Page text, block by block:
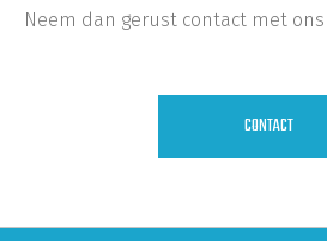
Neem dan gerust contact met ons
CONTACT